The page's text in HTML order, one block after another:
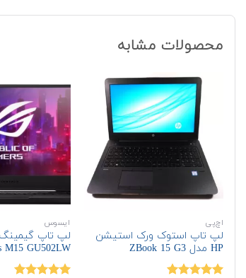
محصولات مشابه
اچ‌پی
لپ تاپ استوک ورک استیشن
HP مدل ZBook 15 G3
ایسوس
M15 ‎GU502LW